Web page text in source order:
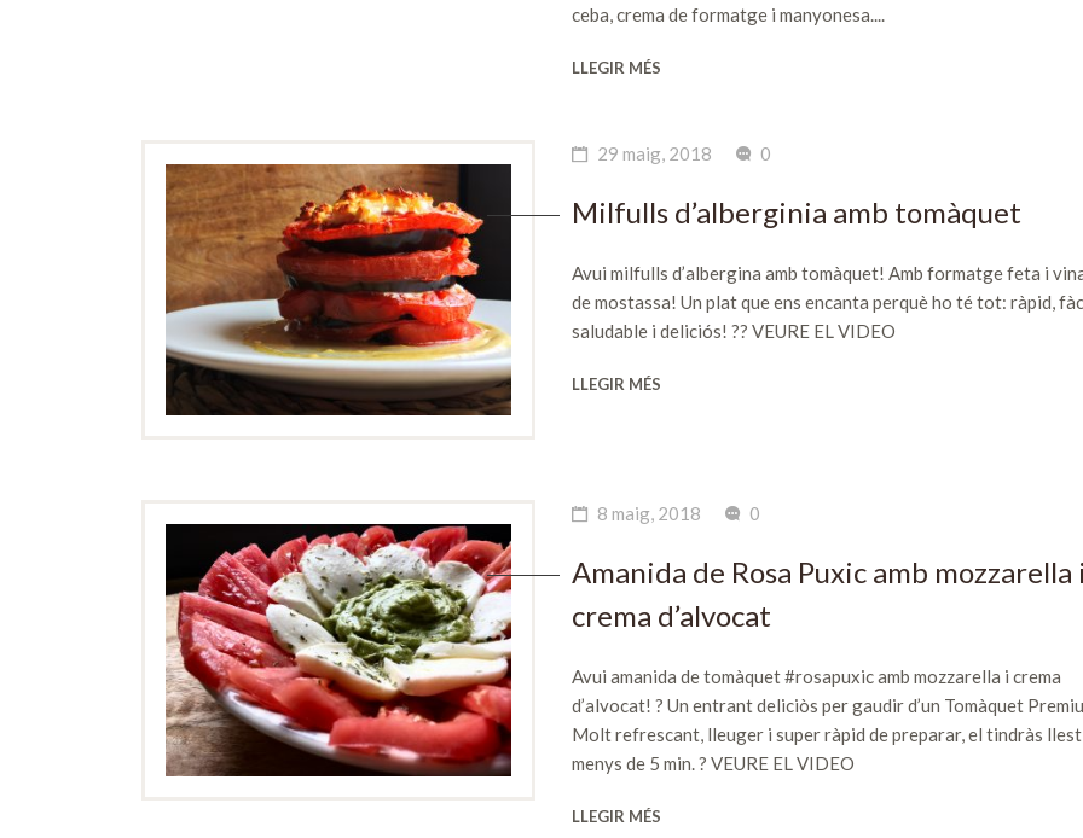
ceba, crema de formatge i manyonesa....
LLEGIR MÉS
29 maig, 2018 0
Milfulls d’alberginia amb tomàquet
Avui milfulls d’albergina amb tomàquet! Amb formatge feta i
de mostassa! Un plat que ens encanta perquè ho té tot: ràpid,
saludable i deliciós! ?? VEURE EL VIDEO
LLEGIR MÉS
8 maig, 2018 0
Amanida de Rosa Puxic amb mozzarella i
crema d’alvocat
Avui amanida de tomàquet #rosapuxic amb mozzarella i crema
d’alvocat! ? Un entrant deliciòs per gaudir d’un Tomàquet
Molt refrescant, lleuger i super ràpid de preparar, el tindràs llest
menys de 5 min. ? VEURE EL VIDEO
LLEGIR MÉS